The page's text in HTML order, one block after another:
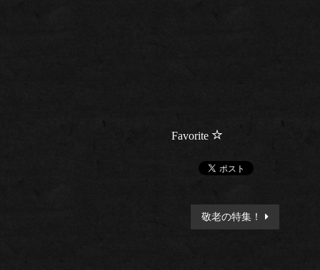
Favorite
敬老の特集！